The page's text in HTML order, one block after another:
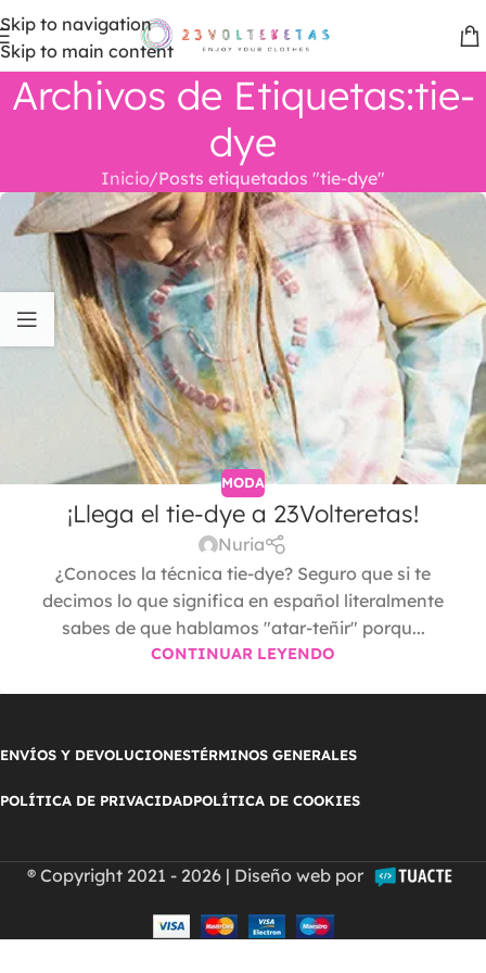
Skip to navigation
Skip to main content
Archivos de Etiquetas:tie-
dye
Inicio Posts etiquetados "tie-dye"
MODA
¡Llega el tie-dye a 23Volteretas!
Nuria
¿Conoces la técnica tie-dye? Seguro que si te
decimos lo que significa en español literalmente
sabes de que hablamos "atar-teñir" porqu...
CONTINUAR LEYENDO
ENVÍOS Y DEVOLUCIONESTÉRMINOS GENERALES
POLÍTICA DE PRIVACIDADPOLÍTICA DE COOKIES
® Copyright 2021 - 2026 | Diseño web por